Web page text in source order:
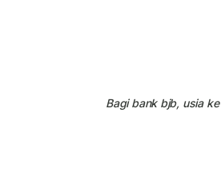
Bagi bank bjb, usia